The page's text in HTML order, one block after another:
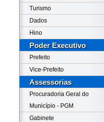
Turismo
Dados
Hino
Poder Executivo
Prefeito
Vice-Prefeito
Assessorias
Procuradoria Geral do
Município - PGM
Gabinete